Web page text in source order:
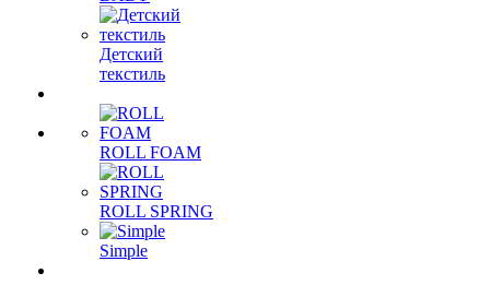
Детский
текстиль
ROLL FOAM
ROLL SPRING
Simple